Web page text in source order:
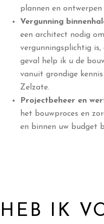
plannen en
Vergunning
een architect nodig
vergunningsplichtig
geval help ik u de
vanuit grondige
Zelzate.
Projectbeheer en
het bouwproces en
en binnen uw budget
HEB IK